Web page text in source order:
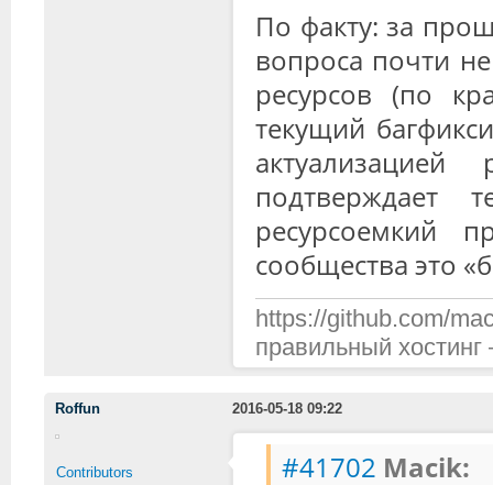
По факту: за
вопроса почти
ресурсов (по
текущий
ресурсоемкий
сообщества это
https://github.com/
правильный
Roffun 2016-05-18 09:22
Contributors #41702 Macik: